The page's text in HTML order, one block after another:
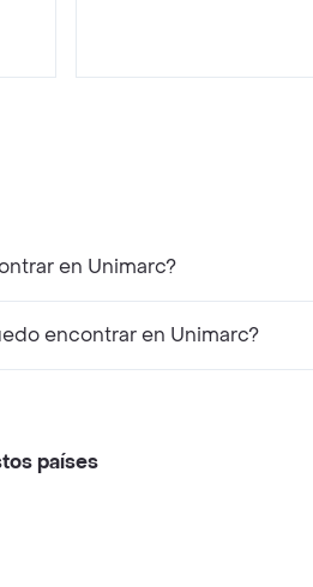
en Unimarc?
encontrar en Unimarc?
países